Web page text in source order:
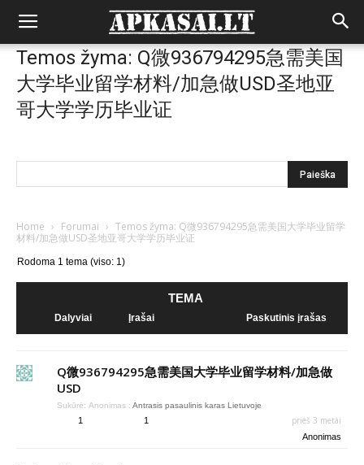
Temos žyma: Q微936794295急需美国
大学毕业留学材料/加急做USD圣地亚
哥大学学历毕业证
Home › Forumai › Temos žyma: Q微936794295急需美国大学毕业留学
材料/加急做USD圣地亚哥大学学历毕业证
Rodoma 1 tema (viso: 1)
TEMA
Dalyviai Įrašai Paskutinis įrašas
Q微936794295急需美国大学毕业留学材料/加急做
USD
Sukūrė: Anonimas : Antrasis pasaulinis karas Lietuvoje
1 1 prieš 3 metai
Anonimas